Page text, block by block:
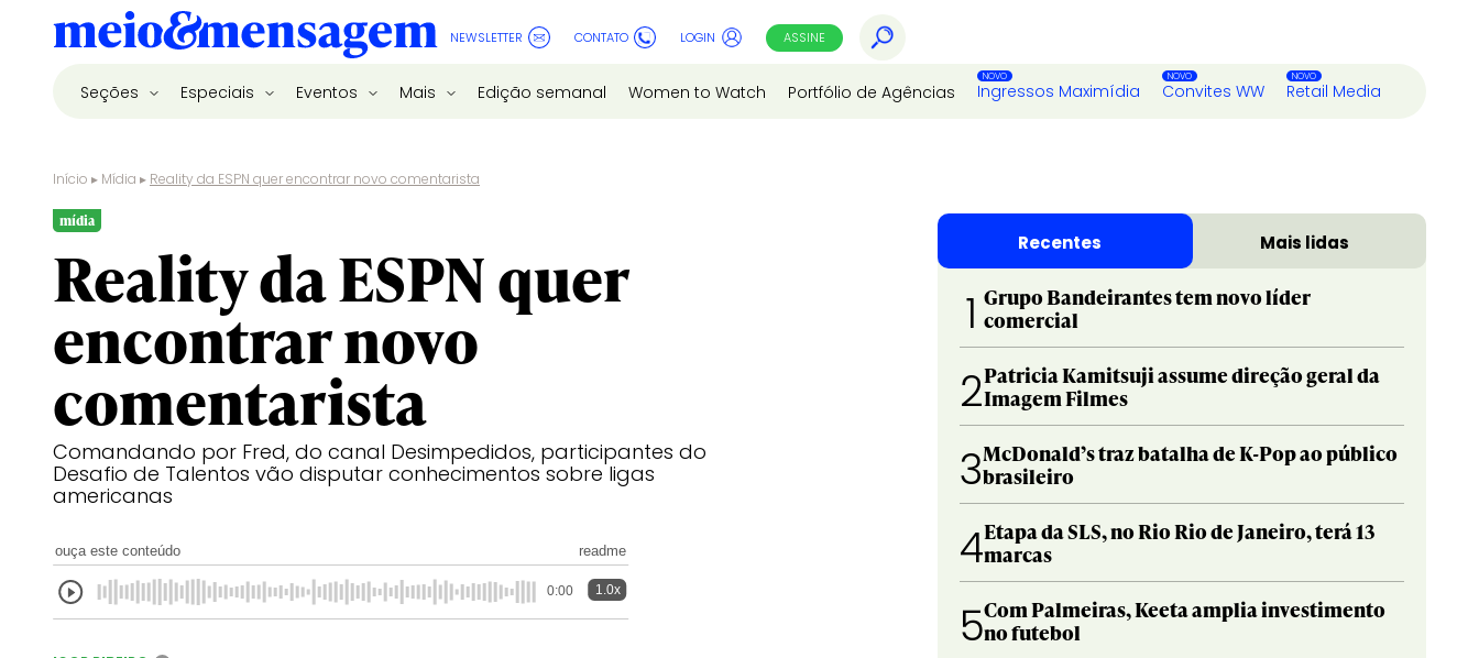
NEWSLETTER CONTATO LOGIN ASSINE
Seções Especiais Eventos Mais Edição semanal Women to Watch Portfólio de Agências Ingressos Maximídia Convites WW Retail Media
Início ▸ Mídia ▸ Reality da ESPN quer encontrar novo comentarista
mídia
Reality da ESPN quer
encontrar novo
comentarista
Comandando por Fred, do canal Desimpedidos, participantes do
Desafio de Talentos vão disputar conhecimentos sobre ligas
americanas
ouça este conteúdo readme
0:00 1.0x
Recentes Mais lidas
1 Grupo Bandeirantes tem novo líder
comercial
2Patricia Kamitsuji assume direção geral da
Imagem Filmes
3McDonald’s traz batalha de K-Pop ao público
brasileiro
4Etapa da SLS, no Rio Rio de Janeiro, terá 13
marcas
5Com Palmeiras, Keeta amplia investimento
no futebol